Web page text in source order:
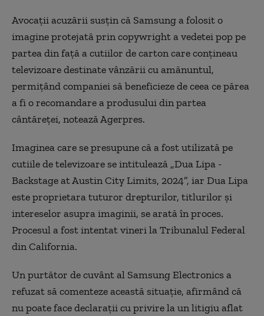
Avocaţii acuzării susţin că Samsung a folosit o
imagine protejată prin copywright a vedetei pop pe
partea din faţă a cutiilor de carton care conţineau
televizoare destinate vânzării cu amănuntul,
permiţând companiei să beneficieze de ceea ce părea
a fi o recomandare a produsului din partea
cântăreţei, notează Agerpres.
Imaginea care se presupune că a fost utilizată pe
cutiile de televizoare se intitulează „Dua Lipa -
Backstage at Austin City Limits, 2024”, iar Dua Lipa
este proprietara tuturor drepturilor, titlurilor şi
intereselor asupra imaginii, se arată în proces.
Procesul a fost intentat vineri la Tribunalul Federal
din California.
Un purtător de cuvânt al Samsung Electronics a
refuzat să comenteze această situaţie, afirmând că
nu poate face declaraţii cu privire la un litigiu aflat